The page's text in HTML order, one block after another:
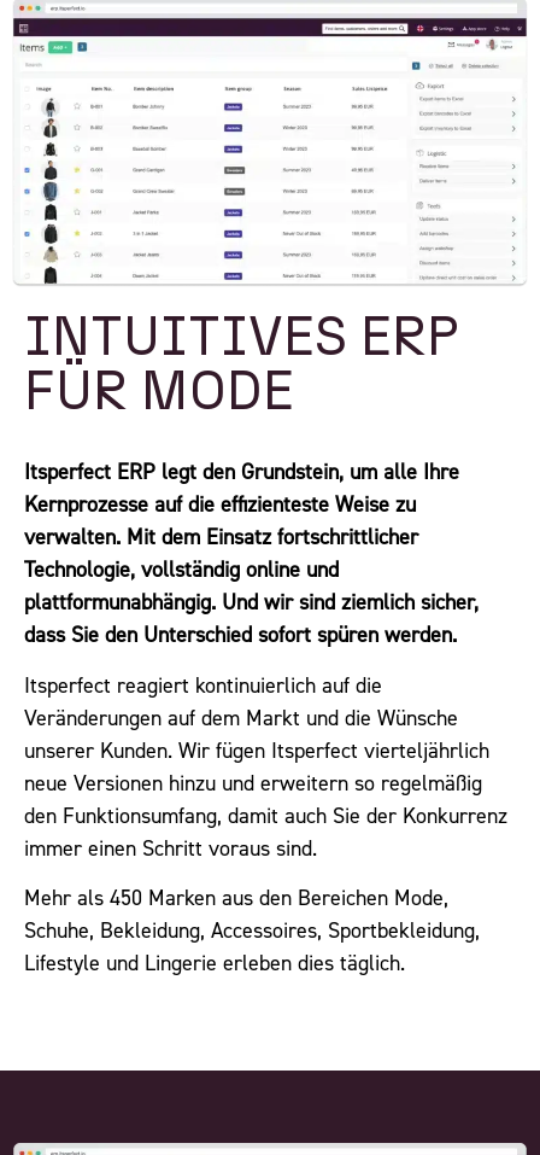
INTUITIVES ERP
FÜR MODE
Itsperfect ERP legt den Grundstein, um alle Ihre
Kernprozesse auf die effizienteste Weise zu
verwalten. Mit dem Einsatz fortschrittlicher
Technologie, vollständig online und
plattformunabhängig. Und wir sind ziemlich sicher,
dass Sie den Unterschied sofort spüren werden.
Itsperfect reagiert kontinuierlich auf die
Veränderungen auf dem Markt und die Wünsche
unserer Kunden. Wir fügen Itsperfect vierteljährlich
neue Versionen hinzu und erweitern so regelmäßig
den Funktionsumfang, damit auch Sie der Konkurrenz
immer einen Schritt voraus sind.
Mehr als 450 Marken aus den Bereichen Mode,
Schuhe, Bekleidung, Accessoires, Sportbekleidung,
Lifestyle und Lingerie erleben dies täglich.